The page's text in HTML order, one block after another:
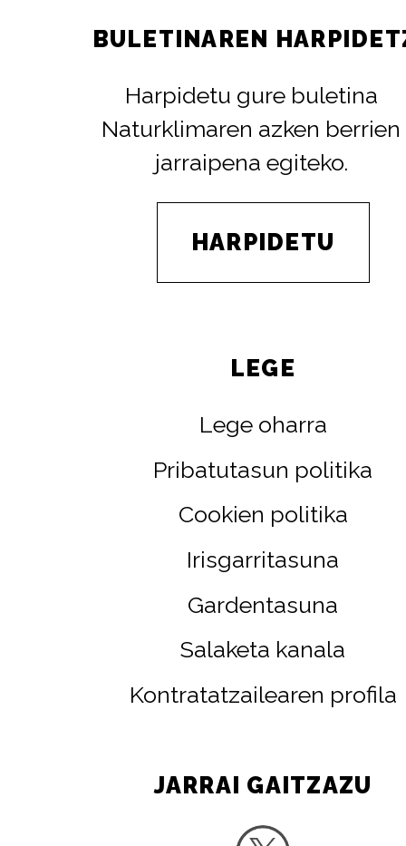
BULETINAREN
Harpidetu gure buletina
Naturklimaren azken berrien
jarraipena egiteko.
HARPIDETU
LEGE
Lege oharra
Pribatutasun politika
Cookien politika
Irisgarritasuna
Gardentasuna
Salaketa kanala
Kontratatzailearen profila
JARRAI GAITZAZU